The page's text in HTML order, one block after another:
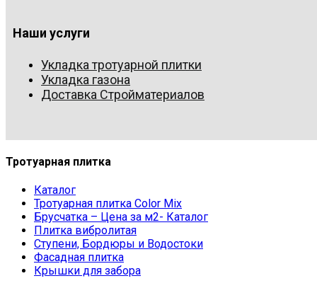
Наши услуги
Укладка тротуарной плитки
Укладка газона
Доставка Стройматериалов
Тротуарная плитка
Каталог
Тротуарная плитка Color Mix
Брусчатка – Цена за м2- Каталог
Плитка вибролитая
Ступени, Бордюры и Водостоки
Фасадная плитка
Крышки для забора